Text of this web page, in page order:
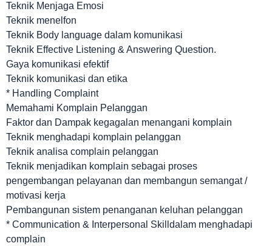
Teknik Menjaga Emosi
Teknik menelfon
Teknik Body language dalam komunikasi
Teknik Effective Listening & Answering Question.
Gaya komunikasi efektif
Teknik komunikasi dan etika
* Handling Complaint
Memahami Komplain Pelanggan
Faktor dan Dampak kegagalan menangani komplain
Teknik menghadapi komplain pelanggan
Teknik analisa complain pelanggan
Teknik menjadikan komplain sebagai proses
pengembangan pelayanan dan membangun semangat /
motivasi kerja
Pembangunan sistem penanganan keluhan pelanggan
* Communication & Interpersonal Skilldalam menghadapi
complain